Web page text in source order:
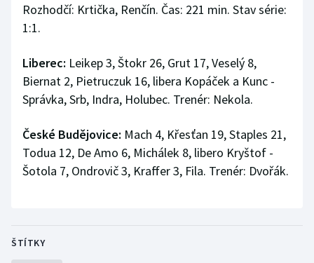
Vodní slalom
Ostatní
Rozhodčí: Krtička, Renčín. Čas: 221 min. Stav série:
1:1.
Liberec: Leikep 3, Štokr 26, Grut 17, Veselý 8,
Biernat 2, Pietruczuk 16, libera Kopáček a Kunc -
Správka, Srb, Indra, Holubec. Trenér: Nekola.
České Budějovice: Mach 4, Křesťan 19, Staples 21,
Todua 12, De Amo 6, Michálek 8, libero Kryštof -
Šotola 7, Ondrovič 3, Kraffer 3, Fila. Trenér: Dvořák.
ŠTÍTKY